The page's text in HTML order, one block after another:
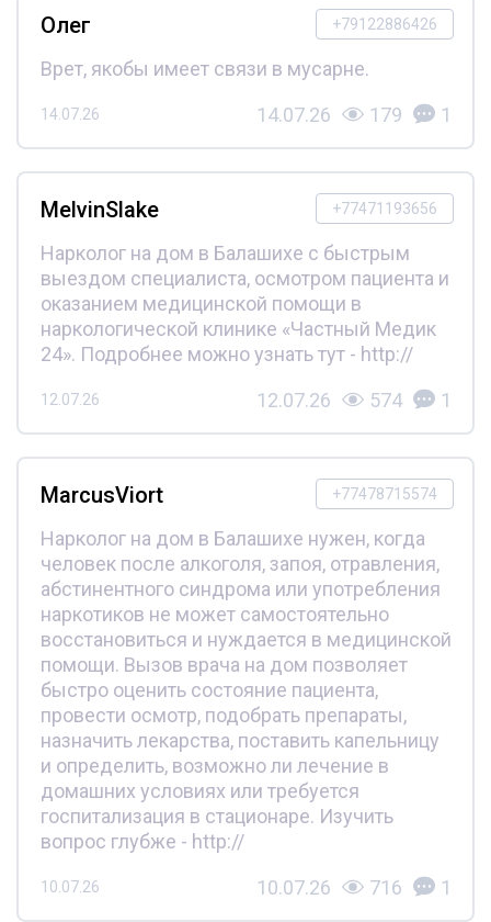
+79122886426
Олег
Врет, якобы имеет связи в мусарне.
14.07.26 14.07.26 179 1
+77471193656
MelvinSlake
Нарколог на дом в Балашихе с быстрым
выездом специалиста, осмотром пациента и
оказанием медицинской помощи в
наркологической клинике «Частный Медик
24». Подробнее можно узнать тут - http://
12.07.26 12.07.26 574 1
+77478715574
MarcusViort
Нарколог на дом в Балашихе нужен, когда
человек после алкоголя, запоя, отравления,
абстинентного синдрома или употребления
наркотиков не может самостоятельно
восстановиться и нуждается в медицинской
помощи. Вызов врача на дом позволяет
быстро оценить состояние пациента,
провести осмотр, подобрать препараты,
назначить лекарства, поставить капельницу
и определить, возможно ли лечение в
домашних условиях или требуется
госпитализация в стационаре. Изучить
вопрос глубже - http://
10.07.26 10.07.26 716 1